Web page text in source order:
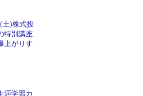
土)株式投
別講座」
がりする
学習カレ